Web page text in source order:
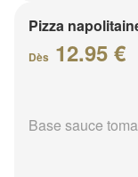
Pizza
Dès 12.95 €
Base sauce